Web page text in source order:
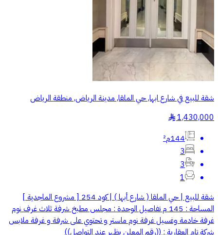
شقة للبيع في شارع ابها, حي الملقا, مدينة الرياض, منطقة الرياض
1,430,000
§
144م²
3
3
1
شقة للبيع | حي الملقا ( شارع أبها ) | كود 254 [ مشروع الماجدية ]
المساحة : 145 م تفاصيل الوحدة : مجلس مطبخ شرفة ثلاث غرف نوم
غرفة خادمة وغسيل غرفة نوم ماستر و تحتوي على شرفة و غرفة ملابس
شركة تام العقارية : ((رقم المعلن يظهر عند التواصل))